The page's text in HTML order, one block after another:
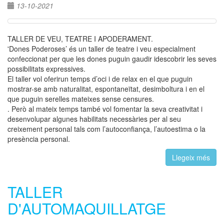
13-10-2021
TALLER DE VEU, TEATRE I APODERAMENT.
'Dones Poderoses’ és un taller de teatre i veu especialment
confeccionat per que les dones puguin gaudir idescobrir les seves
possibilitats expressives.
El taller vol oferirun temps d’oci i de relax en el que puguin
mostrar-se amb naturalitat, espontaneïtat, desimboltura i en el
que puguin serelles mateixes sense censures.
. Però al mateix temps també vol fomentar la seva creativitat i
desenvolupar algunes habilitats necessàries per al seu
creixement personal tals com l’autoconfiança, l’autoestima o la
presència personal.
Llegeix més
TALLER
D'AUTOMAQUILLATGE